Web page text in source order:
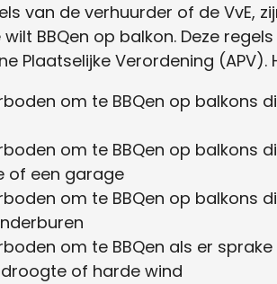
van de verhuurder of de VvE,
BBQen op balkon. Deze
Plaatselijke Verordening
om te BBQen op balkons
om te BBQen op balkons
of een garage
om te BBQen op balkons
om te BBQen als er
of harde wind